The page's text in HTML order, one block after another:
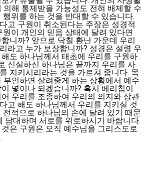
의해 통제받을 가능성도 전혀 배제할 수
위를 하는 것을 반대할 수 있습니다.
고 구원이 취소된다는 주장은 성경적
이 개인의 믿음 상태에 달려 있다면
니까? 앞으로 닥칠 환난 가운데 우리
라고 누가 보장합니까? 성경은 설령 우
도 하나님께서 태초에 우리를 구원하
신실하신 하나님은 끝까지 우리를 사
지키시리라는 것을 가르쳐 줍니다. 목
부인하면 살려줄게 하는 상황에서 예수
몇이나 되겠습니까? 혹시 베리칩이
우리를 조종하여 우리의 의지와 상관
고 해도 하나님께서 우리를 지키실 것
전적으로 하나님의 손에 달려 있기 때문
담대하며 서로를 위로하시기 바랍니다.
은 구원은 오직 예수님을 그리스도로